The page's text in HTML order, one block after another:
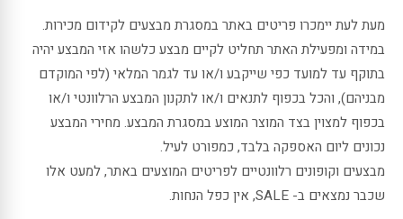
מעת לעת יימכרו פריטים באתר במסגרת מבצעים לקידום מכירות.
במידה ומפעילת האתר תחליט לקיים מבצע כלשהו אזי המבצע יהיה
בתוקף עד למועד כפי שייקבע ו/או עד לגמר המלאי (לפי המוקדם
מבניהם), והכל בכפוף לתנאים ו/או לתקנון המבצע הרלוונטי ו/או
בכפוף למצוין בצד המוצר המוצע במסגרת המבצע. מחירי המבצע
נכונים ליום האספקה בלבד, כמפורט לעיל.
מבצעים וקופונים רלוונטיים לפריטים המוצעים באתר, למעט אלו
שכבר נמצאים ב- SALE, אין כפל הנחות.